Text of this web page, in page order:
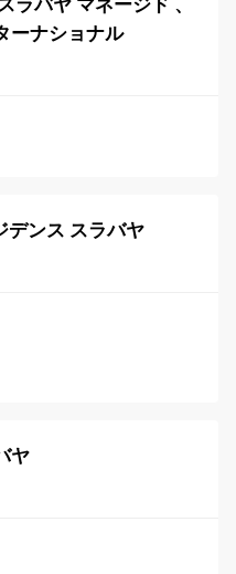
ラバヤ マネージド 、
ーナショナル
デンス スラバヤ
ヤ